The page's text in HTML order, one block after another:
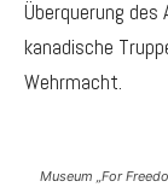
Überquerung des
kanadische
Wehrmacht.
Museum „For